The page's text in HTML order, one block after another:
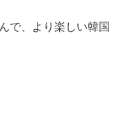
で、より楽しい韓国